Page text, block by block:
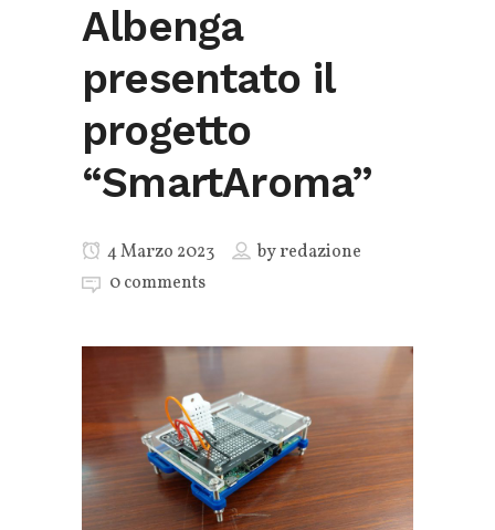
Albenga
presentato il
progetto
“SmartAroma”
4 Marzo 2023 byredazione
0 comments